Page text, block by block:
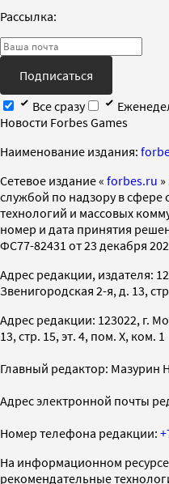
Рассылка:
Подписаться
Все сразу
Новости Forbes Games
Наименование издания:
Cетевое издание « forbes.ru
службой по надзору в
технологий и массовых
номер и дата принятия
ФС77-82431 от 23 декабря
Адрес редакции, издателя:
Звенигородская 2-я, д. 13,
Адрес редакции: 123022, г.
13, стр. 15, эт. 4, пом. X, ком. 1
Главный редактор: Мазурин
Адрес электронной почты
Номер телефона редакции:
На информационном
рекомендательные